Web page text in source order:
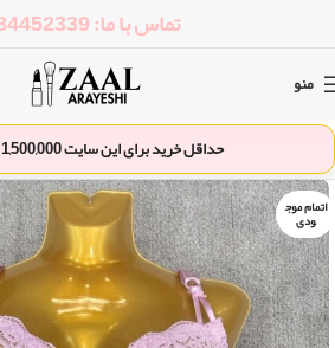
تماس با ما: 09184452339
منو
حداقل خرید برای این سایت1,500,000
اتمام موج
ودی